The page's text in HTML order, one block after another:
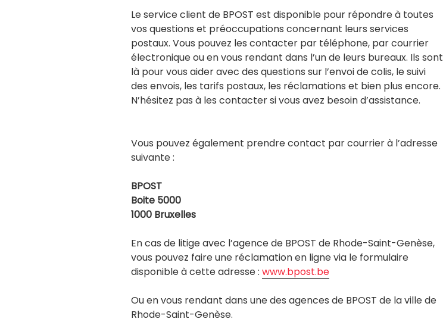
Le service client de BPOST est disponible pour répondre à toutes
vos questions et préoccupations concernant leurs services
postaux. Vous pouvez les contacter par téléphone, par courrier
électronique ou en vous rendant dans l’un de leurs bureaux. Ils sont
là pour vous aider avec des questions sur l’envoi de colis, le suivi
des envois, les tarifs postaux, les réclamations et bien plus encore.
N’hésitez pas à les contacter si vous avez besoin d’assistance.
Vous pouvez également prendre contact par courrier à l’adresse
suivante :
BPOST
Boite 5000
1000 Bruxelles
En cas de litige avec l’agence de BPOST de Rhode-Saint-Genèse,
vous pouvez faire une réclamation en ligne via le formulaire
disponible à cette adresse : www.bpost.be
Ou en vous rendant dans une des agences de BPOST de la ville de
Rhode-Saint-Genèse.